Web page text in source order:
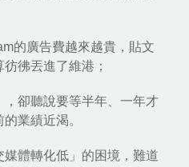
的廣告費越來越貴，貼文
彿丟進了維港；
，卻聽說要等半年、一年才
業績近渴。
體轉化低」的困境，難道